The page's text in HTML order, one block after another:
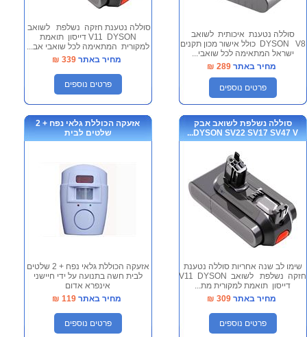
סוללה נטענת איכותית לשואב
DYSON V8 כולל אישור מכון תקנים
ישראל המתאימה לכל שואבי...
מחיר באתר 289
₪
פרטים נוספים
סוללה נטענת חזקה נשלפת לשואב
V11 DYSON דייסון תואמת
למקורית המתאימה לכל שואבי אב...
מחיר באתר 339
₪
פרטים נוספים
סוללה נשלפת לשואב אבק
DYSON SV22 SV17 SV47 V...
שימו לב שנה אחריות סוללה נטענת
חזקה נשלפת לשואב V11 DYSON
דייסון תואמת למקורית מת...
מחיר באתר 309
₪
פרטים נוספים
אזעקה הכוללת גלאי נפח + 2
שלטים לבית
אזעקה הכוללת גלאי נפח + 2 שלטים
לבית חשה בתנועה על ידי חיישני
אינפרא אדום
מחיר באתר 119
₪
פרטים נוספים